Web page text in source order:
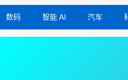
数码 智能 AI 汽车